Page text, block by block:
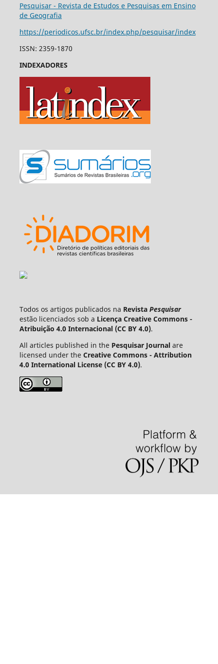
Pesquisar - Revista de Estudos e Pesquisas em Ensino
de Geografia
https://periodicos.ufsc.br/index.php/pesquisar/index
ISSN: 2359-1870
INDEXADORES
Todos os artigos publicados na Revista Pesquisar
estão licenciados sob a Licença Creative Commons -
Atribuição 4.0 Internacional (CC BY 4.0).
All articles published in the Pesquisar Journalare
licensed under the Creative Commons - Attribution
4.0 International License (CC BY 4.0).